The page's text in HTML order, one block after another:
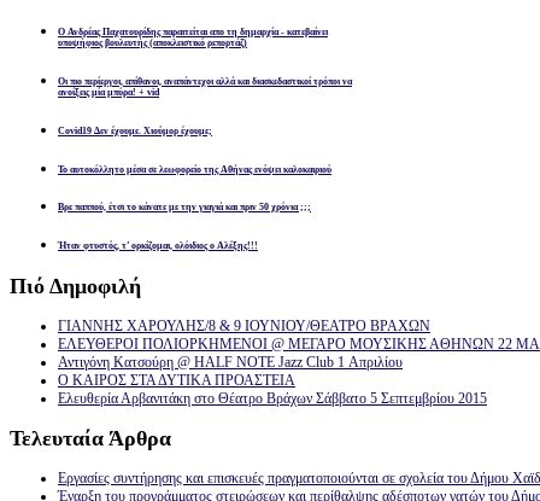
Ο Ανδρέας Παχατουρίδης παραιτείται απο τη δημαρχία - κατεβαίνει
υποψήφιος βουλευτής (αποκλειστικό ρεπορτάζ)
Οι πιο περίεργοι, απίθανοι, αναπάντεχοι αλλά και διασκεδαστικοί τρόποι να
ανοίξεις μία μπύρα! + vid
Covid19 Δεν έχουμε. Χιούμορ έχουμε;
Το αυτοκόλλητο μέσα σε λεωφορείο της Αθήνας ενόψει καλοκαιριού
Βρε παππού, έτσι το κάνατε με την γιαγιά και πριν 50 χρόνια ;;;
Ήταν φτυστός, τ’ ορκίζομαι, ολόιδιος ο Αλέξης!!!
Πιό Δημοφιλή
ΓΙΑΝΝΗΣ ΧΑΡΟΥΛΗΣ/8 & 9 ΙΟΥΝΙΟΥ/ΘΕΑΤΡΟ ΒΡΑΧΩΝ
ΕΛΕΥΘΕΡΟΙ ΠΟΛΙΟΡΚΗΜΕΝΟΙ @ ΜΕΓΑΡΟ ΜΟΥΣΙΚΗΣ ΑΘΗΝΩΝ 22
Αντιγόνη Κατσούρη @ HALF NOTE Jazz Club 1 Απριλίου
Ο ΚΑΙΡΟΣ ΣΤΑ ΔΥΤΙΚΑ ΠΡΟΑΣΤΕΙΑ
Ελευθερία Αρβανιτάκη στο Θέατρο Βράχων Σάββατο 5 Σεπτεμβρίου 2015
Τελευταία Άρθρα
Εργασίες συντήρησης και επισκευές πραγματοποιούνται σε σχολεία του Δήμου
Έναρξη του προγράμματος στειρώσεων και περίθαλψης αδέσποτων γατών του